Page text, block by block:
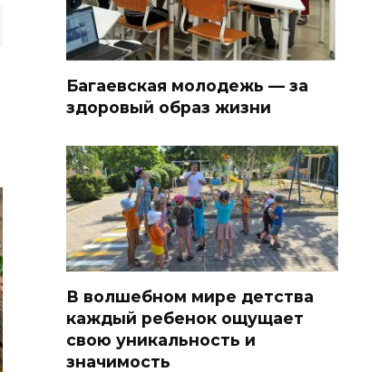
Багаевская молодежь — за
здоровый образ жизни
В волшебном мире детства
каждый ребенок ощущает
свою уникальность и
значимость